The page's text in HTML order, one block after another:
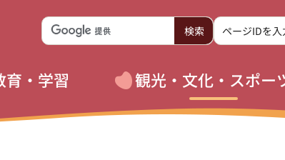
育・学習 観光・文化・スポー